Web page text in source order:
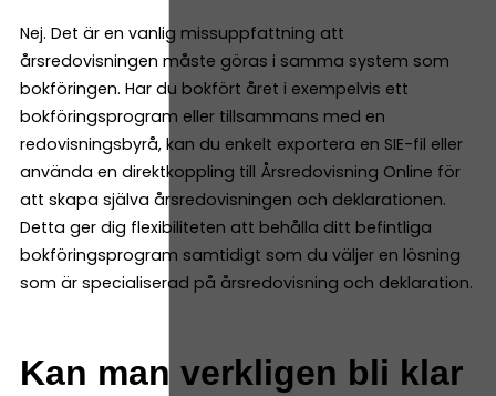
Nej. Det är en vanlig missuppfattning att
årsredovisningen måste göras i samma system som
bokföringen. Har du bokfört året i exempelvis ett
bokföringsprogram eller tillsammans med en
redovisningsbyrå, kan du enkelt exportera en SIE-fil eller
använda en direktkoppling till Årsredovisning Online för
att skapa själva årsredovisningen och deklarationen.
Detta ger dig flexibiliteten att behålla ditt befintliga
bokföringsprogram samtidigt som du väljer en lösning
som är specialiserad på årsredovisning och deklaration.
Kan man verkligen bli klar